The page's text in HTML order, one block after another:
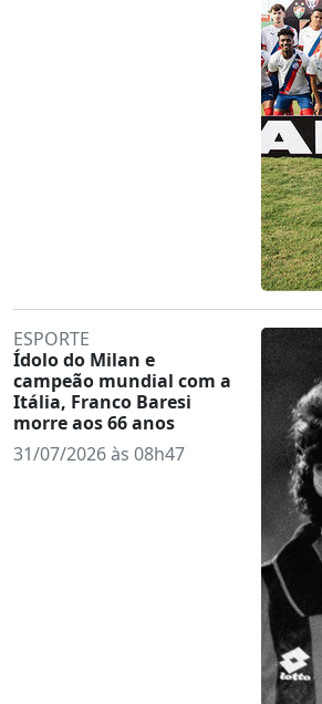
ESPORTE
Ídolo do Milan e
campeão mundial com a
Itália, Franco Baresi
morre aos 66 anos
31/07/2026 às 08h47